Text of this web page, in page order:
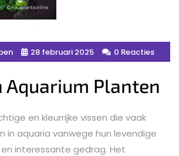
28 februari 2025 0 Reacties
Aquarium Planten
en kleurrijke vissen die vaak
in aquaria vanwege hun levendige
interessante gedrag. Het